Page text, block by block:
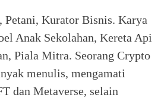
Petani, Kurator Bisnis. Karya
Anak Sekolahan, Kereta Api
Piala Mitra. Seorang Crypto
menulis, mengamati
dan Metaverse, selain